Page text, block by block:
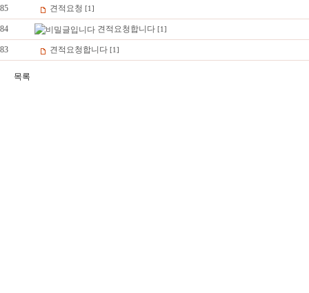
85 견적요청 [1]
84 견적요청합니다 [1]
83 견적요청합니다 [1]
목록